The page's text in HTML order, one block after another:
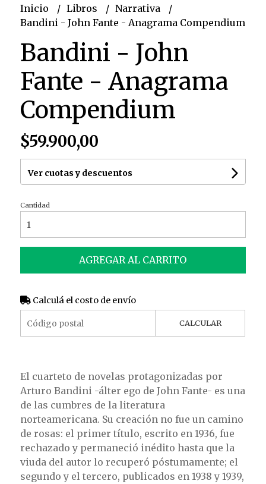
Inicio Libros
Narrativa
Bandini - John Fante - Anagrama Compendium
Bandini - John
Fante - Anagrama
Compendium
$59.900,00
Ver cuotas y descuentos
Cantidad
AGREGAR AL CARRITO
Calculá el costo de envío
CALCULAR
El cuarteto de novelas protagonizadas por
Arturo Bandini -álter ego de John Fante- es una
de las cumbres de la literatura
norteamericana. Su creación no fue un camino
de rosas: el primer título, escrito en 1936, fue
rechazado y permaneció inédito hasta que la
viuda del autor lo recuperó póstumamente; el
segundo y el tercero, publicados en 1938 y 1939,